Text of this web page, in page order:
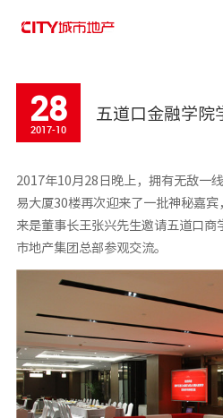
公司动态
CITY观点
28
2017-10
五道口金融学院
2017年10月28日晚上，拥有无敌一
易大厦30楼再次迎来了一批神秘嘉
来是董事长王张兴先生邀请五道口
市地产集团总部参观交流。